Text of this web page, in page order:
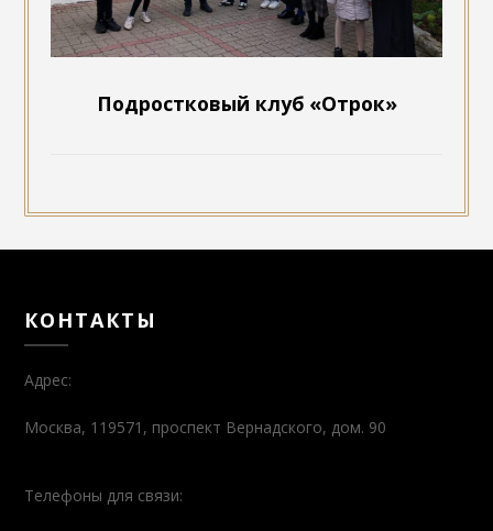
Подростковый клуб «Отрок»
КОНТАКТЫ
Адрес:
Москва, 119571, проспект Вернадского, дом. 90
Телефоны для связи: